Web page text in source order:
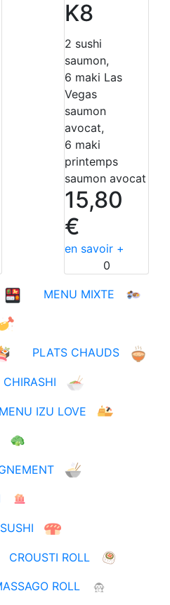
K8
2 sushi
saumon,
6 maki Las
Vegas
saumon
avocat,
6 maki
printemps
saumon avocat
15,80
€
en savoir +
0
MENU MIXTE
PLATS CHAUDS
CHIRASHI
MENU IZU LOVE
SUSHI
CROUSTI ROLL
ROLL